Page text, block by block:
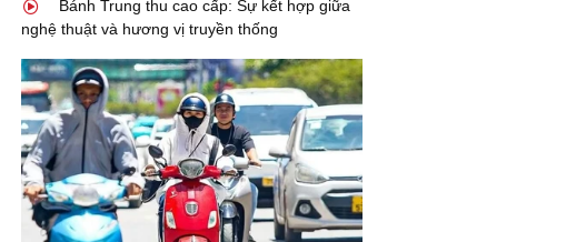
Bánh Trung thu cao cấp: Sự kết hợp giữa
nghệ thuật và hương vị truyền thống